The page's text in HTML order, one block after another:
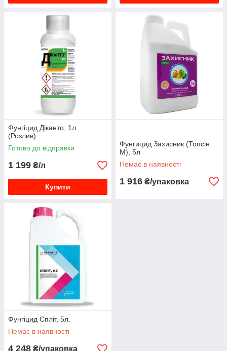
Фунгіцид Діканто, 1л.
(Розлив)
Готово до відправки
1 199 ₴/л
Купити
Фунгицид Захисник (Топсін
М), 5л
Немає в наявності
1 916 ₴/упаковка
Фунгіцид Спліт, 5л.
Немає в наявності
4 248 ₴/упаковка